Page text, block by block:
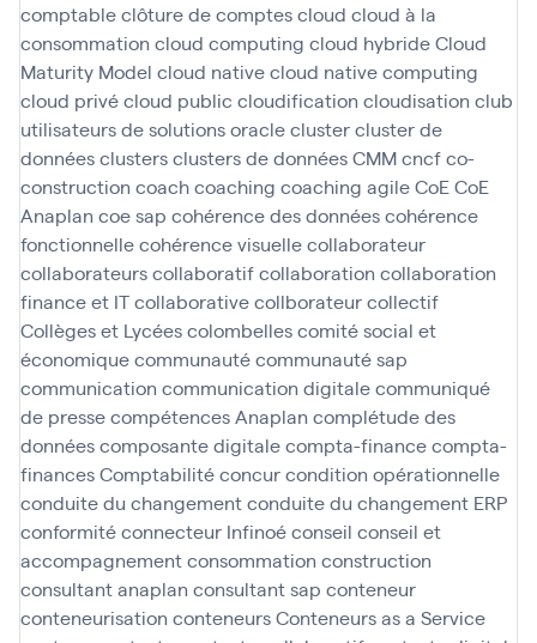
comptableclôture de comptescloud cloud à la
consommation cloud computing cloud hybrideCloud
Maturity Model cloud nativecloud native computing
cloud privécloud public cloudification cloudisation club
utilisateurs de solutions oracleclustercluster de
donnéesclustersclusters de donnéesCMMcncfco-
construction coachcoaching coaching agileCoECoE
Anaplan coe sap cohérence des donnéescohérence
fonctionnellecohérence visuellecollaborateur
collaborateurscollaboratifcollaboration collaboration
finance et ITcollaborativecollborateurcollectif
Collèges et Lycéescolombellescomité social et
économiquecommunautécommunauté sap
communication communication digitalecommuniqué
de pressecompétences Anaplan complétude des
donnéescomposante digitalecompta-financecompta-
financesComptabilitéconcurcondition opérationnelle
conduite du changementconduite du changement ERP
conformitéconnecteur Infinoéconseil conseil et
accompagnementconsommation construction
consultant anaplan consultant sap conteneur
conteneurisation conteneursConteneurs as a Service